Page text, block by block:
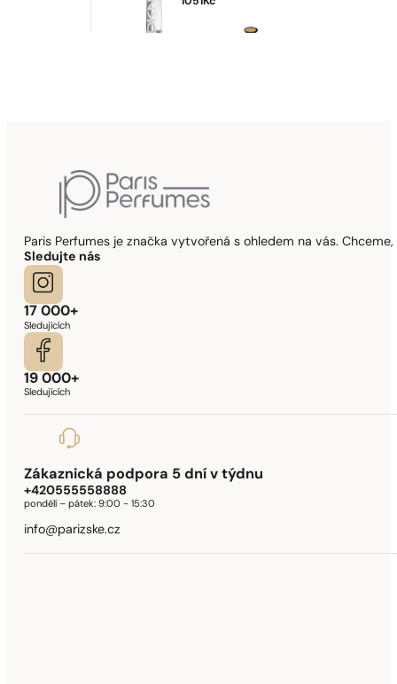
Paris Perfumes je značka vytvořená s ohledem na vás.
Sledujte nás
17 000+
Sledujících
19 000+
Sledujících
Zákaznická podpora 5 dní v týdnu
+420555558888
pondělí – pátek:9:00 - 15:30
info@parizske.cz